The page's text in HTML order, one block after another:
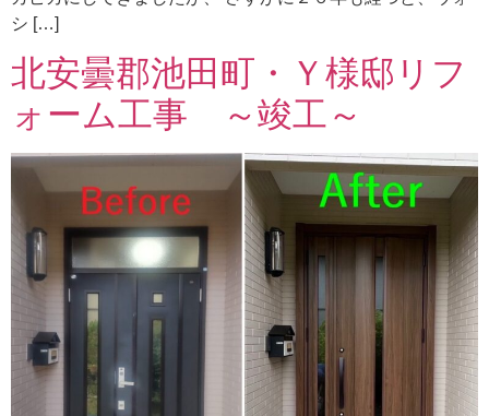
シ […]
北安曇郡池田町・Ｙ様邸リフ
ォーム工事 ～竣工～